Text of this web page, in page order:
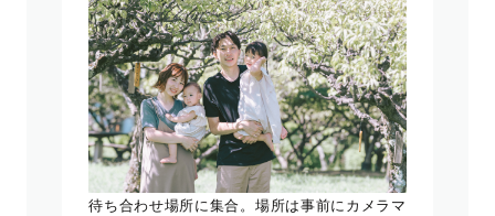
待ち合わせ場所に集合。場所は事前にカメラマ